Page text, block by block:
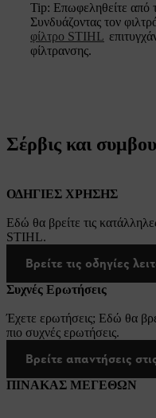
Tip: Επωφεληθείτε από
Συνδυάζοντας τον
φίλτρο STIHL
φίλτρανσης.
Σέρβις και
ΟΔΗΓΙΕΣ ΧΡΗΣΗΣ
Εδώ θα βρείτε τις
STIHL.
Βρείτε τις οδηγίες
Συχνές Ερωτήσεις
Έχετε ερωτήσεις; Εδώ θα
πιο συχνές ερωτήσεις.
Βρείτε απαντήσεις
ΠΙΝΑΚΑΣ ΜΕΓΕΘΩΝ